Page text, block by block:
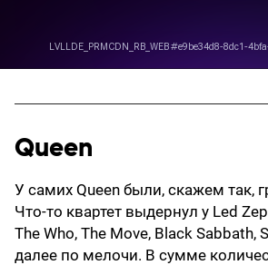
Queen
У самих Queen были, скажем так,
Что-то квартет выдернул у Led
The Who, The Move, Black Sabbath,
далее по мелочи. В сумме